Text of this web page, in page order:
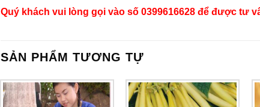
Quý khách vui lòng gọi vào số 0399616628 để được tư
SẢN PHẨM TƯƠNG TỰ